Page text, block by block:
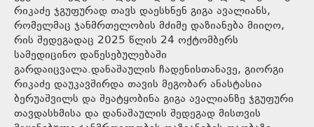
რიკაძე ჯგუფურად თავს დაესხნენ გიგა ავალიანს,
რომელმაც ჯანმრთელობის მძიმე დაზიანება მიიღო,
რის შედეგადაც 2025 წლის 24 ოქტომბერს
სამედიცინო დაწესებულებაში
გარდაიცვალა.დანაშაულის ჩადენისთანავე, გიორგი
რიკაძე დაუკავშირდა თავის მეგობარ ანასტასია
ბერუაშვილს და შეატყობინა გიგა ავალიანზე ჯგუფური
თავდასხმისა და დანაშაულის შედეგად მისთვის